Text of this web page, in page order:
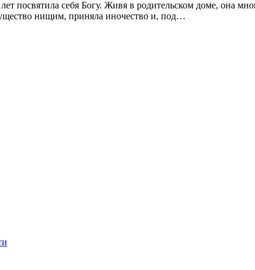
посвятила себя Богу. Живя в родительском доме, она
нищим, приняла иночество и, под…